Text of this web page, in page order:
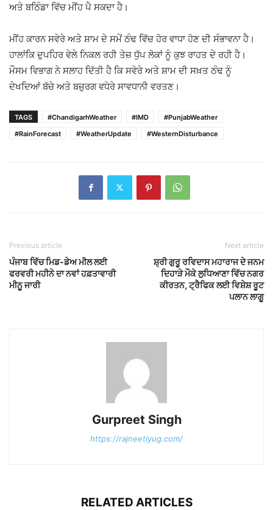
ਅਤੇ ਬਠਿੰਡਾ ਵਿੱਚ ਮੀਂਹ ਪੈ ਸਕਦਾ ਹੈ।
ਮੀਂਹ ਕਾਰਨ ਸਵੇਰੇ ਅਤੇ ਸ਼ਾਮ ਦੇ ਸਮੇਂ ਠੰਢ ਵਿੱਚ ਹੋਰ ਵਾਧਾ ਹੋਣ ਦੀ ਸੰਭਾਵਨਾ ਹੈ।
ਹਾਲਾਂਕਿ ਦੁਪਹਿਰ ਵੇਲੇ ਨਿਕਲ ਰਹੀ ਤੇਜ਼ ਧੁੱਪ ਲੋਕਾਂ ਨੂੰ ਕੁਝ ਰਾਹਤ ਦੇ ਰਹੀ ਹੈ।
ਮੌਸਮ ਵਿਭਾਗ ਨੇ ਸਲਾਹ ਦਿੱਤੀ ਹੈ ਕਿ ਸਵੇਰੇ ਅਤੇ ਸ਼ਾਮ ਦੀ ਸਖ਼ਤ ਠੰਢ ਨੂੰ
ਦੇਖਦਿਆਂ ਬੱਚੇ ਅਤੇ ਬਜ਼ੁਰਗ ਵਧੇਰੇ ਸਾਵਧਾਨੀ ਵਰਤਣ।
TAGS #ChandigarhWeather #IMD
#PunjabWeather
#RainForecast
#WeatherUpdate #WesternDisturbance
Previous article
ਪੰਜਾਬ ਵਿੱਚ ਮਿਡ-ਡੇਅ ਮੀਲ ਲਈ
ਫਰਵਰੀ ਮਹੀਨੇ ਦਾ ਨਵਾਂ ਹਫ਼ਤਾਵਾਰੀ
ਮੀਨੂ ਜਾਰੀ
Next article
ਸ਼੍ਰੀ ਗੁਰੂ ਰਵਿਦਾਸ ਮਹਾਰਾਜ ਦੇ ਜਨਮ
ਦਿਹਾੜੇ ਮੌਕੇ ਲੁਧਿਆਣਾ ਵਿੱਚ ਨਗਰ
ਕੀਰਤਨ, ਟ੍ਰੈਫਿਕ ਲਈ ਵਿਸ਼ੇਸ਼ ਰੂਟ
ਪਲਾਨ ਲਾਗੂ
Gurpreet Singh
https://rajneetiyug.com/
RELATED ARTICLES